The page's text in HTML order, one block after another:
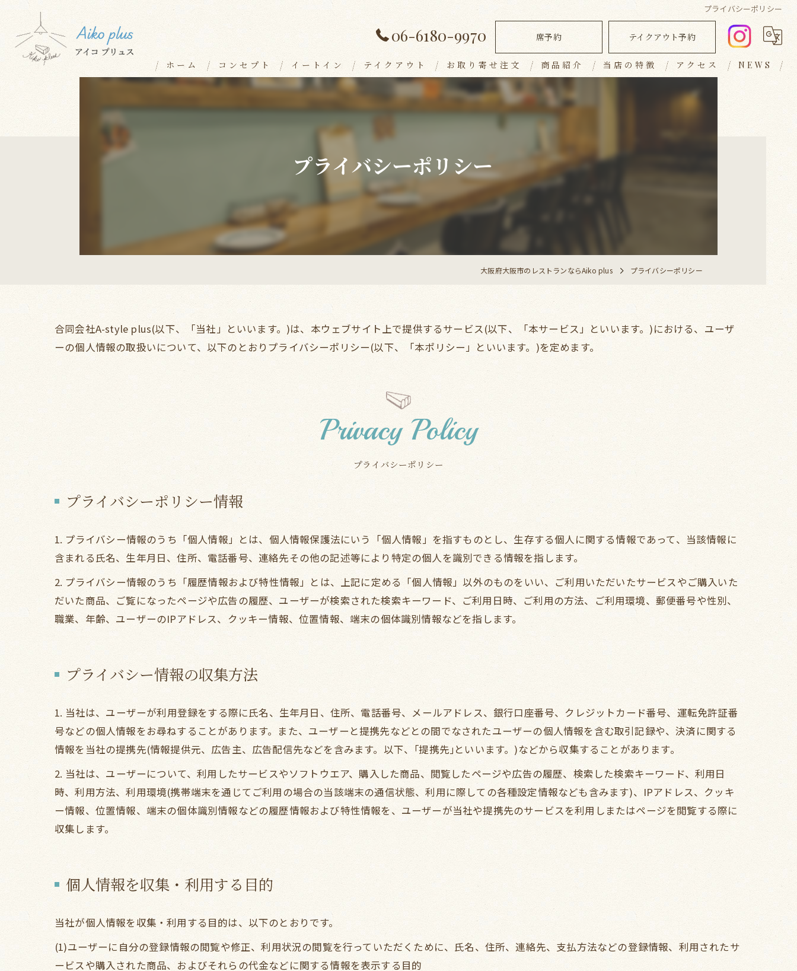
プライバシーポリシー
06-6180-9970 席予約 テイクアウト予約
ホーム コンセプト イートイン
ランチメニュー
デザート
アラカルト
テイクアウト お取り寄せ注文 商品紹介 当店の特徴
キッシュ
アクセス NEWS
プライバシーポリシー
大阪府大阪市のレストランならAiko plus プライバシーポリシー
合同会社A-style plus(以下、「当社」といいます。)は、本ウェブサイト上で提供するサービス(以下、「本サービス」といいます。)における、ユーザ
ーの個人情報の取扱いについて、以下のとおりプライバシーポリシー(以下、「本ポリシー」といいます。)を定めます。
プライバシーポリシー
Privacy Policy
プライバシーポリシー情報
1. プライバシー情報のうち「個人情報」とは、個人情報保護法にいう「個人情報」を指すものとし、生存する個人に関する情報であって、当該情報に
含まれる氏名、生年月日、住所、電話番号、連絡先その他の記述等により特定の個人を識別できる情報を指します。
2. プライバシー情報のうち「履歴情報および特性情報」とは、上記に定める「個人情報」以外のものをいい、ご利用いただいたサービスやご購入いた
だいた商品、ご覧になったページや広告の履歴、ユーザーが検索された検索キーワード、ご利用日時、ご利用の方法、ご利用環境、郵便番号や性別、
職業、年齢、ユーザーのIPアドレス、クッキー情報、位置情報、端末の個体識別情報などを指します。
プライバシー情報の収集方法
1. 当社は、ユーザーが利用登録をする際に氏名、生年月日、住所、電話番号、メールアドレス、銀行口座番号、クレジットカード番号、運転免許証番
号などの個人情報をお尋ねすることがあります。また、ユーザーと提携先などとの間でなされたユーザーの個人情報を含む取引記録や、決済に関する
情報を当社の提携先(情報提供元、広告主、広告配信先などを含みます。以下、｢提携先｣といいます。)などから収集することがあります。
2. 当社は、ユーザーについて、利用したサービスやソフトウエア、購入した商品、閲覧したページや広告の履歴、検索した検索キーワード、利用日
時、利用方法、利用環境(携帯端末を通じてご利用の場合の当該端末の通信状態、利用に際しての各種設定情報なども含みます)、IPアドレス、クッキ
ー情報、位置情報、端末の個体識別情報などの履歴情報および特性情報を、ユーザーが当社や提携先のサービスを利用しまたはページを閲覧する際に
収集します。
個人情報を収集・利用する目的
当社が個人情報を収集・利用する目的は、以下のとおりです。
(1)ユーザーに自分の登録情報の閲覧や修正、利用状況の閲覧を行っていただくために、氏名、住所、連絡先、支払方法などの登録情報、利用されたサ
ービスや購入された商品、およびそれらの代金などに関する情報を表示する目的